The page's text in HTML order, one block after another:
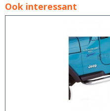
Ook interessant